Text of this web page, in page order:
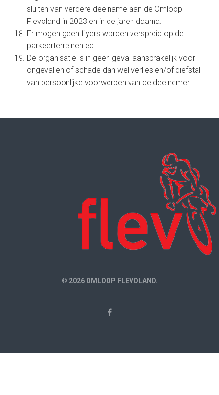
sluiten van verdere deelname aan de Omloop
Flevoland in 2023 en in de jaren daarna.
Er mogen geen flyers worden verspreid op de
parkeerterreinen ed.
De organisatie is in geen geval aansprakelijk voor
ongevallen of schade dan wel verlies en/of diefstal
van persoonlijke voorwerpen van de deelnemer.
© 2026 OMLOOP FLEVOLAND.